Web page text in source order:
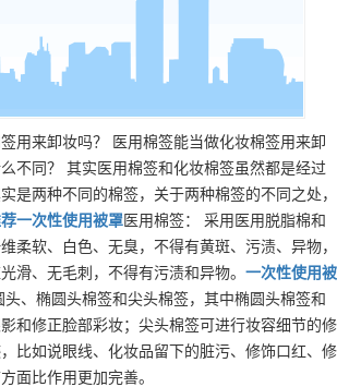
用来卸妆吗？ 医用棉签能当做化妆棉签用来卸
不同？ 其实医用棉签和化妆棉签虽然都是经过
是两种不同的棉签，关于两种棉签的不同之处，
一次性使用被罩 医用棉签： 采用医用脱脂棉和
柔软、白色、无臭，不得有黄斑、污渍、异物，
滑、无毛刺，不得有污渍和异物。 一次性使用被
、椭圆头棉签和尖头棉签，其中椭圆头棉签和
和修正脸部彩妆；尖头棉签可进行妆容细节的修
比如说眼线、化妆品留下的脏污、修饰口红、修
面比作用更加完善。